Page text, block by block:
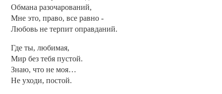
Обмана разочарований,
Мне это, право, все равно -
Любовь не терпит оправданий.
Где ты, любимая,
Мир без тебя пустой.
Знаю, что не моя…
Не уходи, постой.